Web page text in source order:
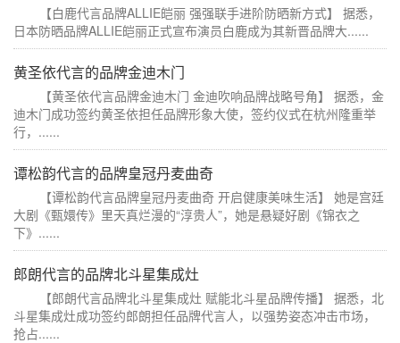
【白鹿代言品牌ALLIE皑丽 强强联手进阶防晒新方式】 据悉，
日本防晒品牌ALLIE皑丽正式宣布演员白鹿成为其新晋品牌大......
黄圣依代言的品牌金迪木门
【黄圣依代言品牌金迪木门 金迪吹响品牌战略号角】 据悉，金
迪木门成功签约黄圣依担任品牌形象大使，签约仪式在杭州隆重举
行，......
谭松韵代言的品牌皇冠丹麦曲奇
【谭松韵代言品牌皇冠丹麦曲奇 开启健康美味生活】 她是宫廷
大剧《甄嬛传》里天真烂漫的“淳贵人”，她是悬疑好剧《锦衣之
下》......
郎朗代言的品牌北斗星集成灶
【郎朗代言品牌北斗星集成灶 赋能北斗星品牌传播】 据悉，北
斗星集成灶成功签约郎朗担任品牌代言人，以强势姿态冲击市场，
抢占......